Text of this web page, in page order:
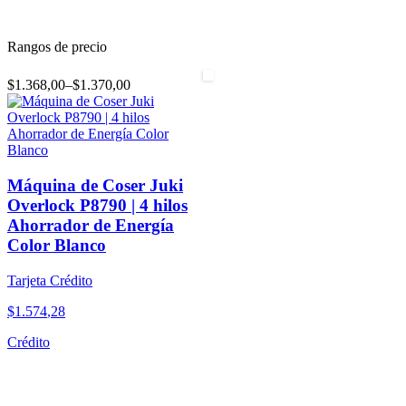
Rangos de precio
$1.368,00–$1.370,00
Máquina de Coser Juki
Overlock P8790 | 4 hilos
Ahorrador de Energía
Color Blanco
Tarjeta Crédito
$1 .574,28
Crédito